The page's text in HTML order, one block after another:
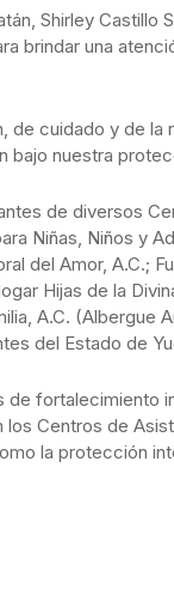
Shirley Castillo
brindar una
de cuidado y de la
bajo nuestra
de diversos
Niñas, Niños y
del Amor, A.C.;
Hijas de la
A.C. (Albergue
del Estado de
fortalecimiento
Centros de
la protección